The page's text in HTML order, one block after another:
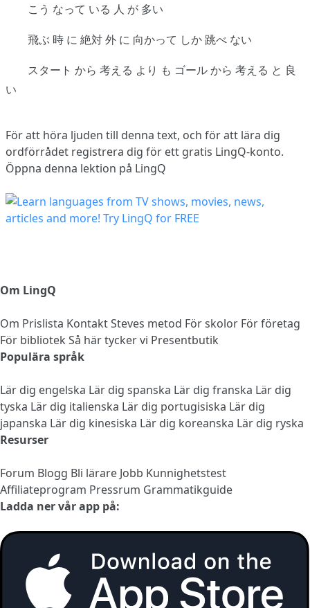
こう なって いる 人 が 多い
飛ぶ 時 に 絶対 外 に 向かって しか 跳べ ない
スタート から 考える より も ゴール から 考える と 良
い
För att höra ljuden till denna text, och för att lära dig
ordförrådet registrera dig för ett gratis LingQ-konto.
Öppna denna lektion på LingQ
Om LingQ
Om Prislista KontaktSteves metod För skolor För företag
För bibliotek Så här tycker vi Presentbutik
Populära språk
Lär dig engelska Lär dig spanska Lär dig franska Lär dig
tyska Lär dig italienska Lär dig portugisiska Lär dig
japanska Lär dig kinesiska Lär dig koreanska Lär dig ryska
Resurser
Forum Blogg Bli lärare Jobb Kunnighetstest
Affiliateprogram Pressrum Grammatikguide
Ladda ner vår app på: